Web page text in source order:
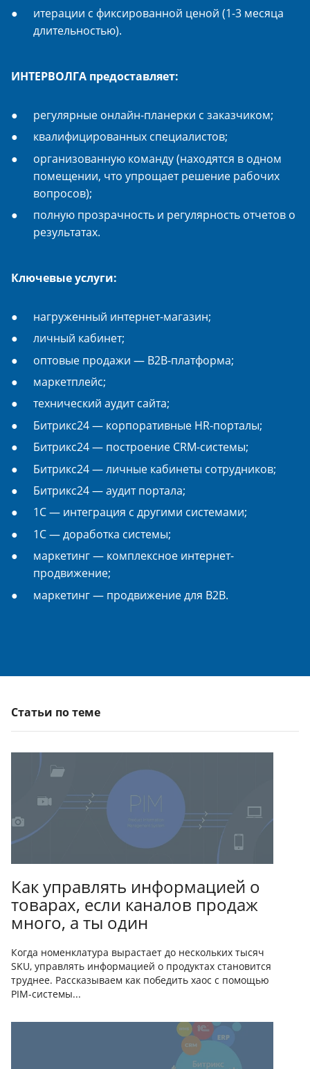
итерации с фиксированной ценой (1-3 месяца
длительностью).
ИНТЕРВОЛГА предоставляет:
регулярные онлайн-планерки с заказчиком;
квалифицированных специалистов;
организованную команду (находятся в одном
помещении, что упрощает решение рабочих
вопросов);
полную прозрачность и регулярность отчетов о
результатах.
Ключевые услуги:
нагруженный интернет-магазин;
личный кабинет;
оптовые продажи — B2B-платформа;
маркетплейс;
технический аудит сайта;
Битрикс24 — корпоративные HR-порталы;
Битрикс24 — построение CRM-системы;
Битрикс24 — личные кабинеты сотрудников;
Битрикс24 — аудит портала;
1С — интеграция с другими системами;
1С — доработка системы;
маркетинг — комплексное интернет-
продвижение;
маркетинг — продвижение для B2B.
Статьи по теме
Как управлять информацией о
товарах, если каналов продаж
много, а ты один
Когда номенклатура вырастает до нескольких тысяч
SKU, управлять информацией о продуктах становится
труднее. Рассказываем как победить хаос с помощью
PIM-системы...